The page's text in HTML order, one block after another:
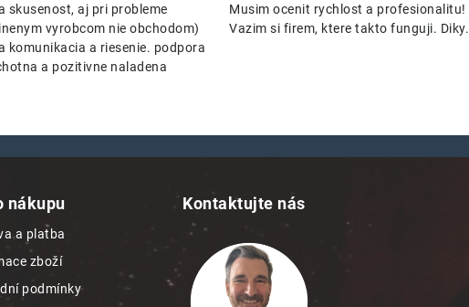
skusenost, aj pri probleme
vyrobcom nie obchodom)
komunikacia a riesenie. podpora
a pozitivne naladena
Musim ocenit rychlost a profesionalitu!
Vazim si firem, ktere takto funguji. Diky.
nákupu
a platba
zboží
podmínky
Kontaktujte nás